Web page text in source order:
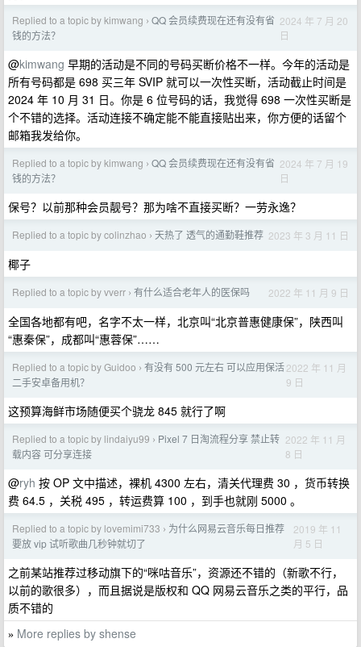
Replied to a topic by kimwang › QQ 会员续费现在还有没有省
钱的方法？
2024 年 7 月 20
日
@kimwang 早期的活动是不同的号码买断价格不一样。今年的活动是
所有号码都是 698 买三年 SVIP 就可以一次性买断，活动截止时间是
2024 年 10 月 31 日。你是 6 位号码的话，我觉得 698 一次性买断是
个不错的选择。活动连接不确定能不能直接贴出来，你方便的话留个
邮箱我发给你。
Replied to a topic by kimwang › QQ 会员续费现在还有没有省
钱的方法？
2024 年 7 月 19
日
保号？以前那种会员靓号？那为啥不直接买断？一劳永逸？
Replied to a topic by colinzhao › 天热了 透气的通勤鞋推荐 2023 年 3 月 11 日
椰子
Replied to a topic by vverr › 有什么适合老年人的医保吗 2022 年 11 月 9 日
全国各地都有吧，名字不太一样，北京叫“北京普惠健康保”，陕西叫
“惠秦保”，成都叫“惠蓉保”……
Replied to a topic by Guidoo › 有没有 500 元左右 可以应用保活
二手安卓备用机？
2022 年 11 月
9 日
这预算海鲜市场随便买个骁龙 845 就行了啊
Replied to a topic by lindaiyu99 › Pixel 7 日淘流程分享 禁止转
载内容 可分享连接
2022 年 11 月
8 日
@ryh 按 OP 文中描述，裸机 4300 左右，清关代理费 30 ，货币转换
费 64.5 ，关税 495 ，转运费算 100 ，到手也就刚 5000 。
Replied to a topic by lovemimi733 › 为什么网易云音乐每日推荐
要放 vip 试听歌曲几秒钟就切了
2019 年 11
月 5 日
之前某站推荐过移动旗下的“咪咕音乐”，资源还不错的（新歌不行，
以前的歌很多），而且据说是版权和 QQ 网易云音乐之类的平行，品
质不错的
» More replies by shense